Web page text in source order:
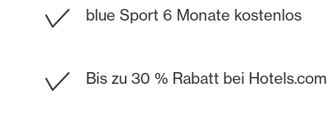
blue Sport 6 Monate kostenlos
Bis zu 30 % Rabatt bei Hotels.com